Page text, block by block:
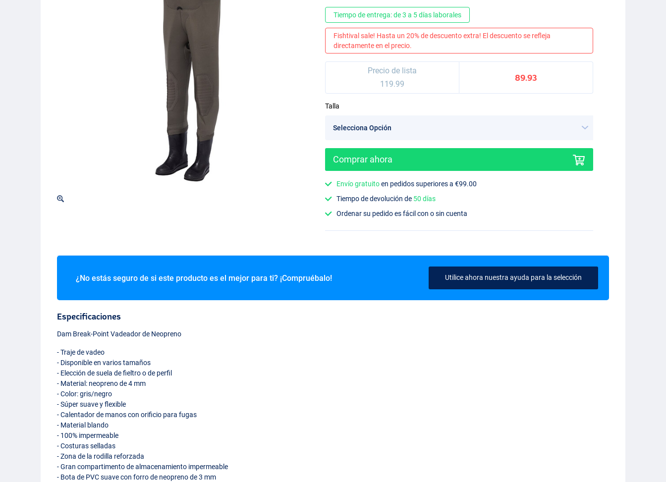
Tiempo de entrega: de 3 a 5 días laborales
Fishtival sale! Hasta un 20% de descuento extra! El descuento se refleja
directamente en el precio.
Precio de lista
119.99
89.93
Talla
Comprar ahora
Envío gratuitoen pedidos superiores a €99.00
Tiempo de devolución de 50 días
Ordenar su pedido es fácil con o sin cuenta
¿No estás seguro de si este producto es el mejor para ti? ¡Compruébalo! Utilice ahora nuestra ayuda para la selección
Especificaciones
Dam Break-Point Vadeador de Neopreno
- Traje de vadeo
- Disponible en varios tamaños
- Elección de suela de fieltro o de perfil
- Material: neopreno de 4 mm
- Color: gris/negro
- Súper suave y flexible
- Calentador de manos con orificio para fugas
- Material blando
- 100% impermeable
- Costuras selladas
- Zona de la rodilla reforzada
- Gran compartimento de almacenamiento impermeable
- Bota de PVCsuave con forro de neopreno de 3 mm